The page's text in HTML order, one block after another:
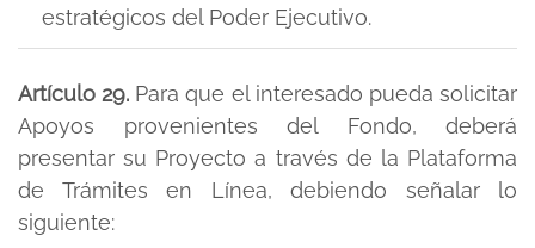
estratégicos del Poder Ejecutivo.
Artículo 29. Para que el interesado pueda solicitar
Apoyos provenientes del Fondo, deberá
presentar su Proyecto a través de la Plataforma
de Trámites en Línea, debiendo señalar lo
siguiente: